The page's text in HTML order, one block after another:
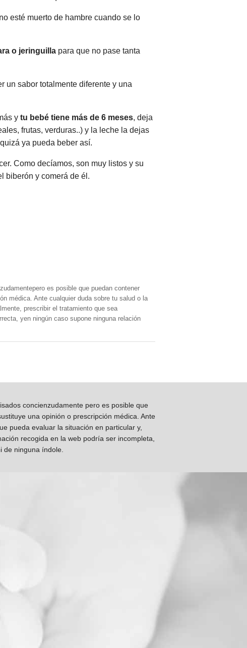
esté muerto de hambre cuando se lo
o jeringuilla para que no pase tanta
un sabor totalmente diferente y una
y tu bebé tiene más de 6 meses, deja
frutas, verduras..) y la leche la dejas
ya pueda beber así.
Como decíamos, son muy listos y su
biberón y comerá de él.
es posible que puedan contener
médica. Ante cualquier duda sobre tu salud o la
prescribir el tratamiento que sea
yen ningún caso supone ninguna relación
concienzudamente pero es posible que
una opinión o prescripción médica. Ante
pueda evaluar la situación en particular y,
recogida en la web podría ser incompleta,
ninguna índole.